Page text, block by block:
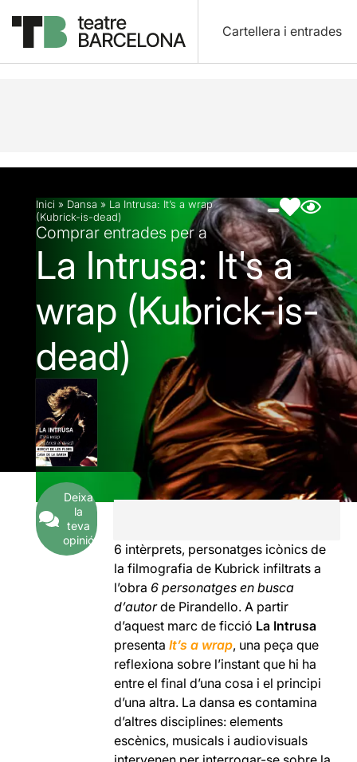
Cartellera i entrades
Descripció Fitxa artística Fotos i vídeos
Inici » Dansa » La Intrusa: It’s a wrap
(Kubrick-is-dead)
Comprar entrades per a
La Intrusa: It's a
wrap (Kubrick-is-
dead)
Deixa
la
teva
opinió
6 intèrprets, personatges icònics de
la filmografia de Kubrick infiltrats a
l’obra 6 personatges en busca
d’autorde Pirandello. A partir
d’aquest marc de ficció La Intrusa
presentaIt’s a wrap, una peça que
reflexiona sobre l’instant que hi ha
entre el final d’una cosa i el principi
d’una altra. La dansa es contamina
d’altres disciplines: elements
escènics, musicals i audiovisuals